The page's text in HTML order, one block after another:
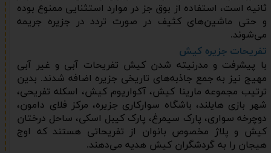
ثانیه است، استفاده از بوق جز در موارد استثنایی ممنوع بوده
و حتی ماشین‌های کثیف در صورت تردد در جزیره جریمه
می‌شوند.
تفریحات جزیره کیش
با پیشرفت و مدرنیته شدن کیش تفریحات آبی و غیر آبی
مهیج نیز به جمع جاذبه‌های تاریخی جزیره اضافه شدند. بدین
ترتیب مجموعه مارینا کیش، آکواریوم کیش، اسکله تفریحی،
شهر بازی هایلند، باشگاه سوارکاری جزیره، مرکز فلای دامون،
دوچرخه سواری، پارک سیمرغ، پارک کیبل اسکی، ساحل درختان
کیش و پلاژ مخصوص بانوان از تفریحاتی هستند که اوج
هیجان را به گردشگران کیش هدیه می‌دهند.